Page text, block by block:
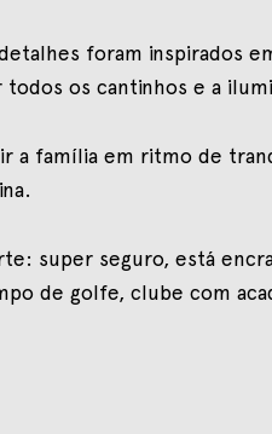
foram inspirados
todos os cantinhos e a
a família em ritmo de
super seguro, está
de golfe, clube com